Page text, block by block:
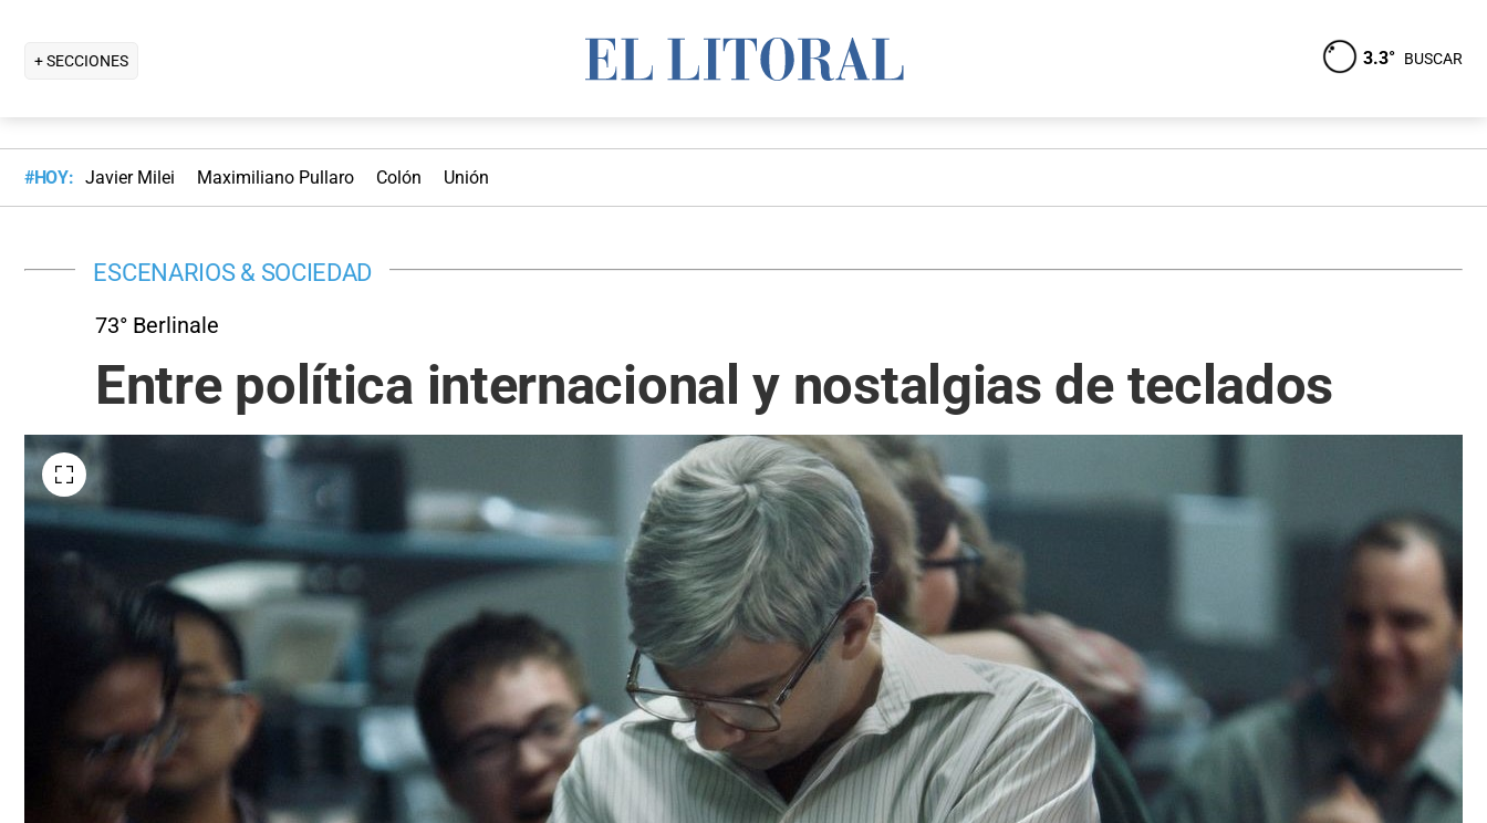
+ SECCIONES 3.3° BUSCAR
#HOY: Javier Milei Maximiliano Pullaro Colón Unión
ESCENARIOS & SOCIEDAD
73° Berlinale
Entre política internacional y nostalgias de teclados